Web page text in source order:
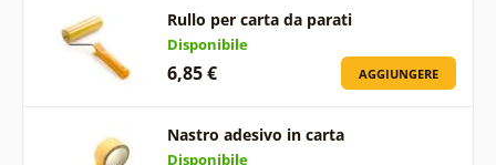
Rullo per carta da parati
Disponibile
6,85 € AGGIUNGERE
Nastro adesivo in carta
Disponibile